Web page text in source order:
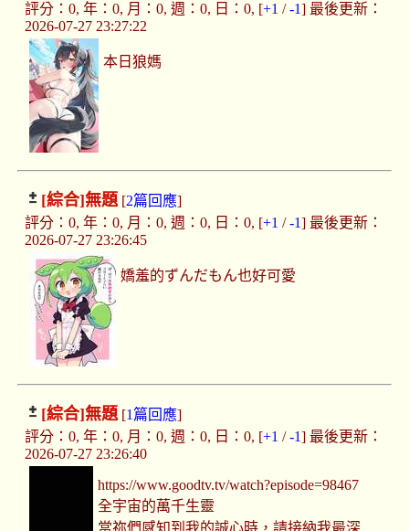
評分：0, 年：0, 月：0, 週：0, 日：0, [+1 /-1] 最後更新：
2026-07-27 23:27:22
本日狼媽
[綜合]無題[2篇回應]
評分：0, 年：0, 月：0, 週：0, 日：0, [+1 /-1] 最後更新：
2026-07-27 23:26:45
嬌羞的ずんだもん也好可愛
[綜合]無題[1篇回應]
評分：0, 年：0, 月：0, 週：0, 日：0, [+1 /-1] 最後更新：
2026-07-27 23:26:40
https://www.goodtv.tv/watch?episode=98467
全宇宙的萬千生靈